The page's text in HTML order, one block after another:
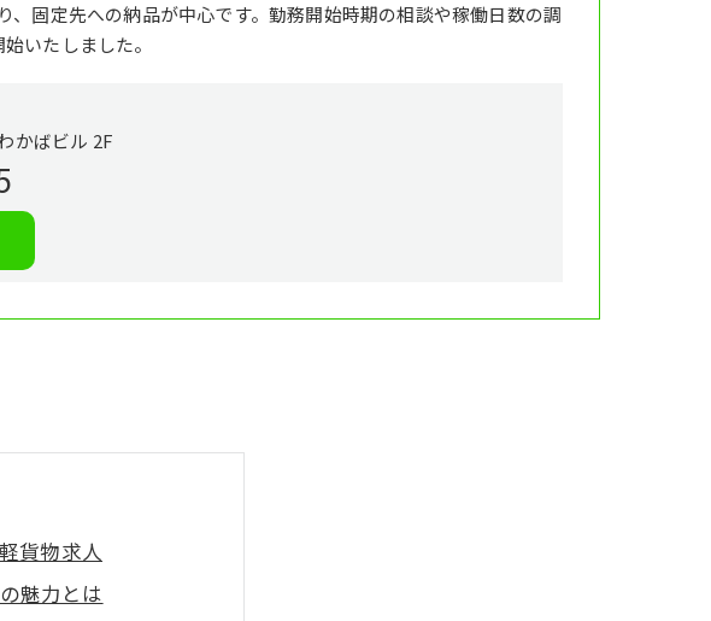
固定先への納品が中心です。勤務開始時期の相談や稼働日数の調
いたしました。
かばビル 2F
貨物求人
魅力とは